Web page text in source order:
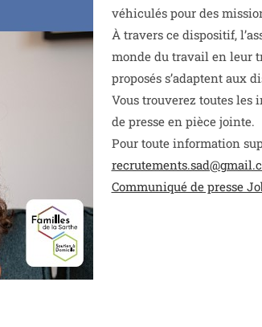
véhiculés pour des
À travers ce dispositif,
monde du travail en leur
proposés s’adaptent aux
Vous trouverez toutes les
de presse en pièce jointe.
Pour toute information
Communiqué de presse